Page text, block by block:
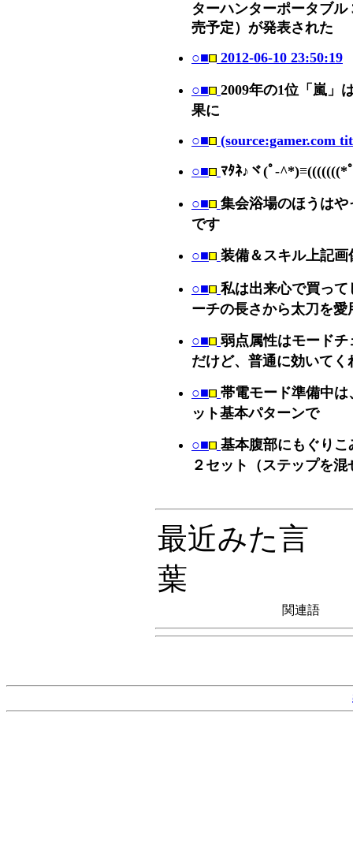
ターハンターポータブル
売予定）が発表された
○■ 2012-06-10 23:50:19
○■ 2009年の1位「嵐」
果に
○■
(source:gamer.com
○■
ﾏﾀﾈ♪ヾ(ﾟ-^*)≡(((((((*
○■ 集会浴場のほうは
です
○■ 装備＆スキル上記
○■ 私は出来心で買って
ーチの長さから太刀を愛
○■ 弱点属性はモード
だけど、普通に効いてく
○■ 帯電モード準備中
ット基本パターンで
○■ 基本腹部にもぐり
２セット（ステップを混
最近みた言
葉
関連語